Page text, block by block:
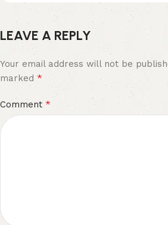
LEAVE A REPLY
Your email address will not be
marked *
Comment *